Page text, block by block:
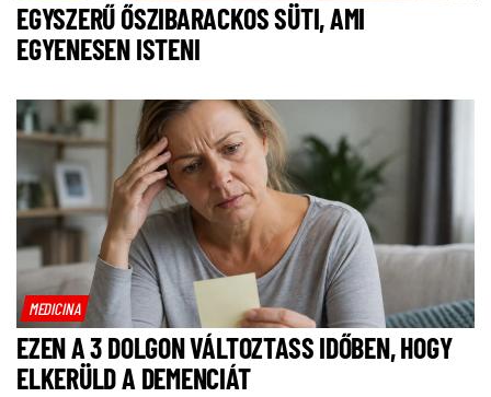
EGYSZERŰ ŐSZIBARACKOS SÜTI, AMI
EGYENESEN ISTENI
MEDICINA
EZEN A 3 DOLGON VÁLTOZTASS IDŐBEN, HOGY
ELKERÜLD A DEMENCIÁT